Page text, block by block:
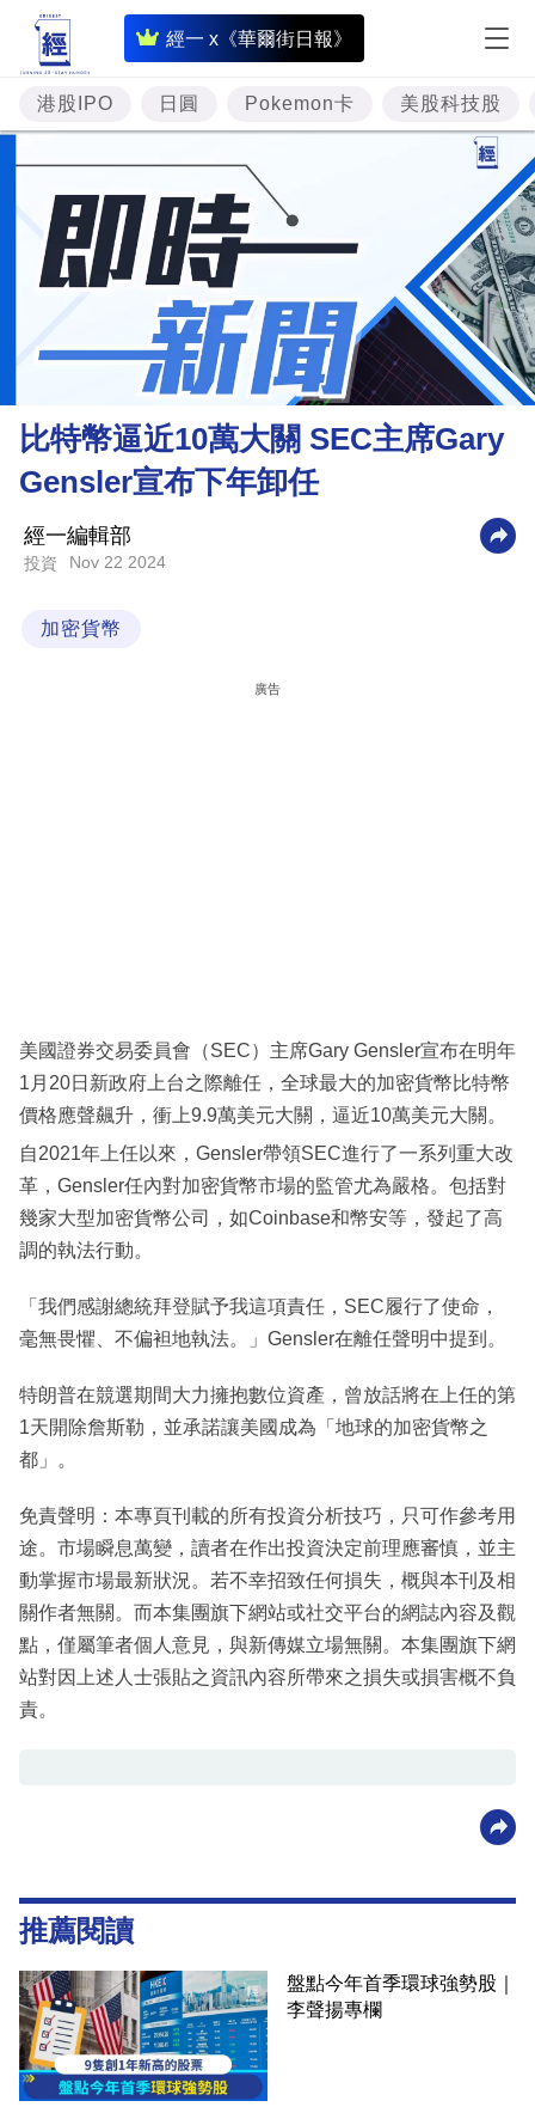
經一 x《華爾街日報》
即
時
財
經
專
題
投
資
樓
市
財
商
科
區
港股IPO 日圓 Pokemon卡 美股科技股
比特幣逼近10萬大關 SEC主席Gary
Gensler宣布下年卸任
經一編輯部
投資 Nov 22 2024
加密貨幣
廣告
美國證券交易委員會（SEC）主席Gary Gensler宣布在明年
1月20日新政府上台之際離任，全球最大的加密貨幣比特幣
價格應聲飆升，衝上9.9萬美元大關，逼近10萬美元大關。
自2021年上任以來，Gensler帶領SEC進行了一系列重大改
革，Gensler任內對加密貨幣市場的監管尤為嚴格。包括對
幾家大型加密貨幣公司，如Coinbase和幣安等，發起了高
調的執法行動。
「我們感謝總統拜登賦予我這項責任，SEC履行了使命，
毫無畏懼、不偏袒地執法。」Gensler在離任聲明中提到。
特朗普在競選期間大力擁抱數位資產，曾放話將在上任的第
1天開除詹斯勒，並承諾讓美國成為「地球的加密貨幣之
都」。
免責聲明：本專頁刊載的所有投資分析技巧，只可作參考用
途。市場瞬息萬變，讀者在作出投資決定前理應審慎，並主
動掌握市場最新狀況。若不幸招致任何損失，概與本刊及相
關作者無關。而本集團旗下網站或社交平台的網誌內容及觀
點，僅屬筆者個人意見，與新傳媒立場無關。本集團旗下網
站對因上述人士張貼之資訊內容所帶來之損失或損害概不負
責。
推薦閱讀
盤點今年首季環球強勢股｜
李聲揚專欄